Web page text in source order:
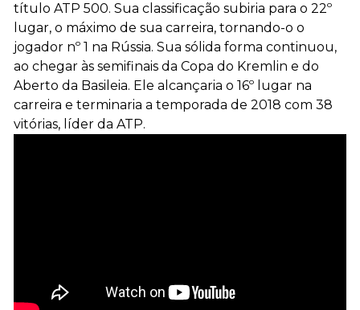
título ATP 500. Sua classificação subiria para o 22º
lugar, o máximo de sua carreira, tornando-o o
jogador nº 1 na Rússia. Sua sólida forma continuou,
ao chegar às semifinais da Copa do Kremlin e do
Aberto da Basileia. Ele alcançaria o 16º lugar na
carreira e terminaria a temporada de 2018 com 38
vitórias, líder da ATP.